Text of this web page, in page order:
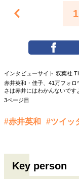
1
インタビューサイト 双葉社
赤井英和・佳子、41万フォ
さは赤井にはわかんないです
3ページ目
#赤井英和 #ツイッ
Key person